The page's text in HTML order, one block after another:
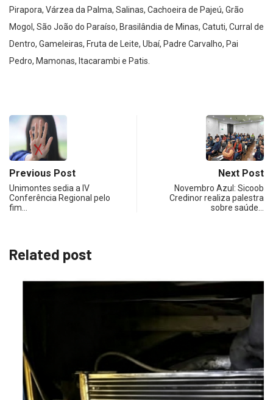
Pirapora, Várzea da Palma, Salinas, Cachoeira de Pajeú, Grão
Mogol, São João do Paraíso, Brasilândia de Minas, Catuti, Curral de
Dentro, Gameleiras, Fruta de Leite, Ubaí, Padre Carvalho, Pai
Pedro, Mamonas, Itacarambi e Patis.
Previous Post
Unimontes sedia a IV
Conferência Regional pelo
fim…
Next Post
Novembro Azul: Sicoob
Credinor realiza palestra
sobre saúde…
Related post